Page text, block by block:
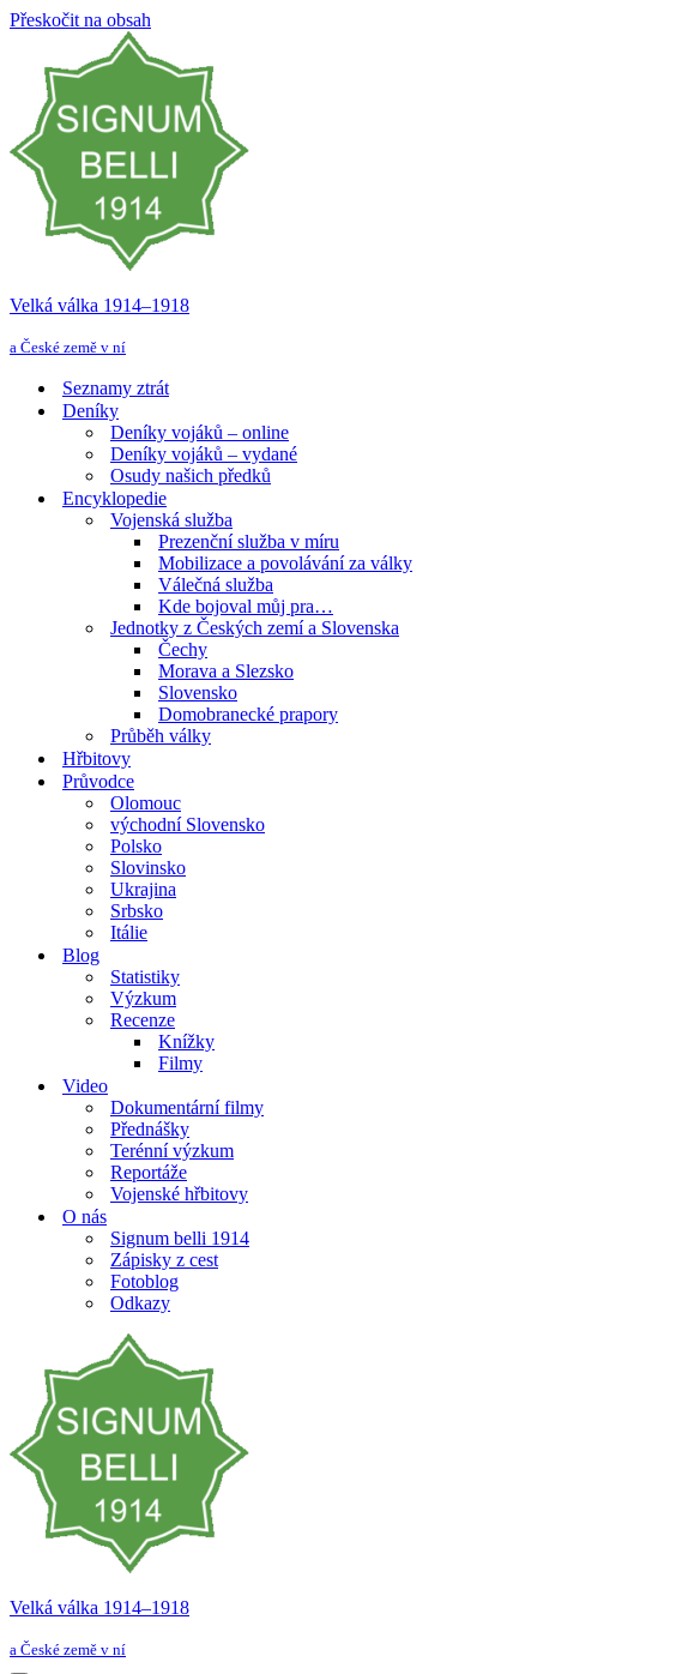
Přeskočit na obsah
Velká válka 1914–⁠⁠⁠⁠⁠⁠1918
a České země v ní
Seznamy ztrát
Deníky
Deníky vojáků – online
Deníky vojáků – vydané
Osudy našich předků
Encyklopedie
Vojenská služba
Prezenční služba v míru
Mobilizace a povolávání za války
Válečná služba
Kde bojoval můj pra…
Jednotky z Českých zemí a Slovenska
Čechy
Morava a Slezsko
Slovensko
Domobranecké prapory
Průběh války
Hřbitovy
Průvodce
Olomouc
východní Slovensko
Polsko
Slovinsko
Ukrajina
Srbsko
Itálie
Blog
Statistiky
Výzkum
Recenze
Knížky
Filmy
Video
Dokumentární filmy
Přednášky
Terénní výzkum
Reportáže
Vojenské hřbitovy
O nás
Signum belli 1914
Zápisky z cest
Fotoblog
Odkazy
Velká válka 1914–⁠⁠⁠⁠⁠⁠1918
a České země v ní